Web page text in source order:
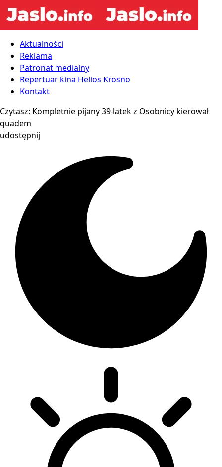
Aktualności
Reklama
Patronat medialny
Repertuar kina Helios Krosno
Kontakt
Czytasz: Kompletnie pijany 39-latek z Osobnicy kierował
quadem
udostępnij